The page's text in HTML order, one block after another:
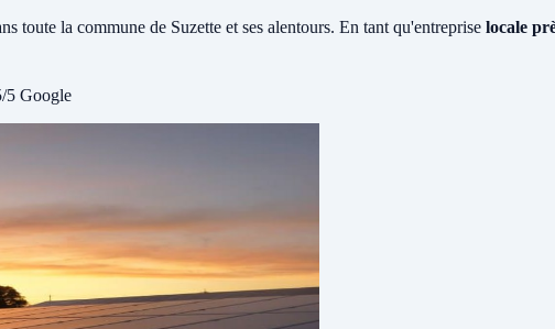
toute la commune de Suzette et ses alentours. En tant qu'entreprise locale
5 Google